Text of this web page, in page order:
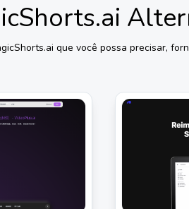
que você possa precisar,